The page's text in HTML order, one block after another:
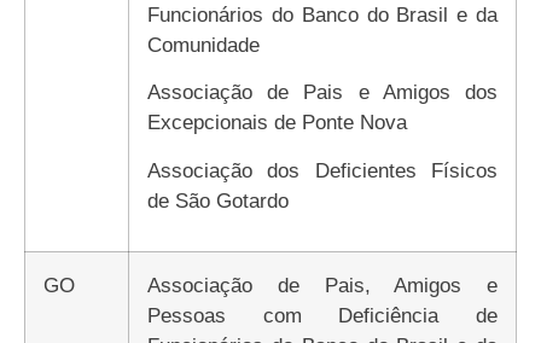
Funcionários do Banco do Brasil e da
Comunidade
Associação de Pais e Amigos dos
Excepcionais de Ponte Nova
Associação dos Deficientes Físicos
de São Gotardo
GO
Associação de Pais, Amigos e
Pessoas com Deficiência de